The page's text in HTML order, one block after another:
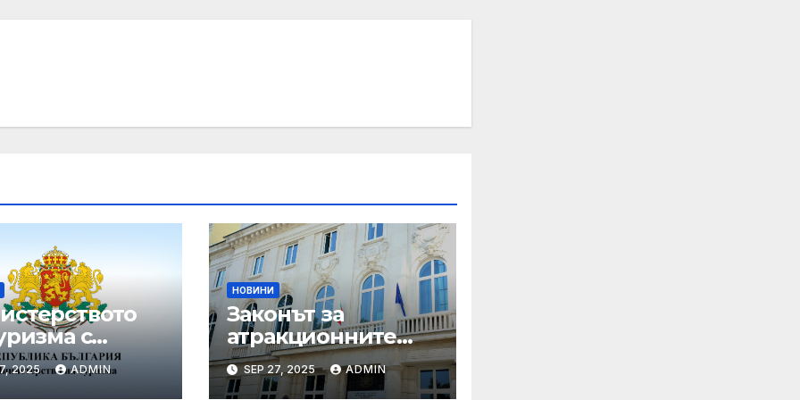
с
мащабни
2025 ADMIN
НОВИНИ
Законът за
атракционните
услуги е
публикуван за
SEP 27, 2025 ADMIN